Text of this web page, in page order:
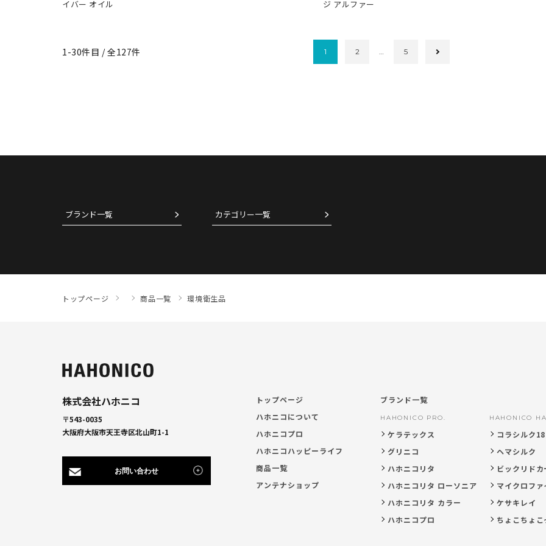
イバー オイル
ジ アルファー
1-30件目 / 全127件 1 2 … 5
ブランド一覧 カテゴリー一覧
トップページ 商品一覧 環境衛生品
株式会社ハホニコ
〒543-0035
大阪府大阪市天王寺区北山町1-1
お問い合わせ
トップページ
ハホニコについて
ハホニコプロ
ハホニコハッピーライフ
商品一覧
アンテナショップ
ブランド一覧
HAHONICO PRO.
ケラテックス
グリニコ
ハホニコリタ
ハホニコリタ ローソニア
ハホニコリタ カラー
ハホニコプロ
HAHONICO
コラシルク18
ヘマシルク
ビックリドカ
マイクロファ
ケサキレイ
ちょこちょこ